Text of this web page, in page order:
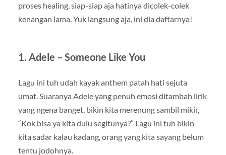
proses healing, siap-siap aja hatinya dicolek-colek
kenangan lama. Yuk langsung aja, ini dia daftarnya!
1. Adele – Someone Like You
Lagu ini tuh udah kayak anthem patah hati sejuta
umat. Suaranya Adele yang penuh emosi ditambah lirik
yang ngena banget, bikin kita merenung sambil mikir,
“Kok bisa ya kita dulu segitunya?” Lagu ini tuh bikin
kita sadar kalau kadang, orang yang kita sayang belum
tentu jodohnya.